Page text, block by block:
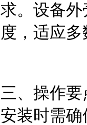
求。设备
度，适应
三、操作
安装时需